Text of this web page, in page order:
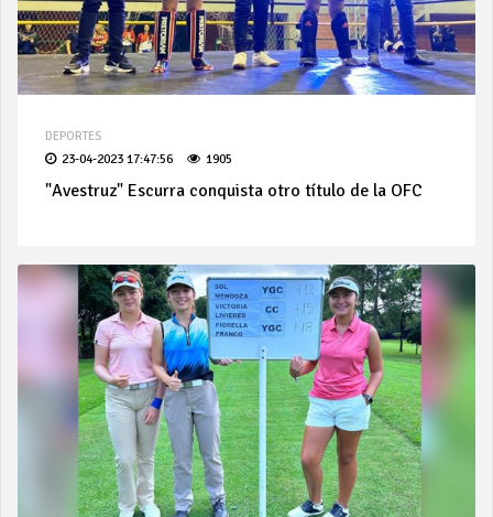
DEPORTES
23-04-2023 17:47:56 1905
"Avestruz" Escurra conquista otro título de la OFC